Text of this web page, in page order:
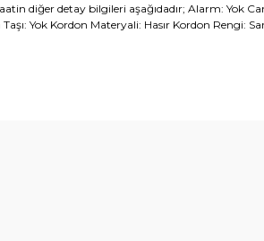
diğer detay bilgileri aşağıdadır; Alarm: Yok
Yok Kordon Materyali: Hasır Kordon Rengi: